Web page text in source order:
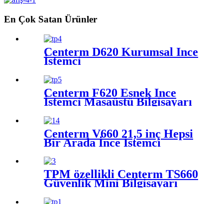
En Çok Satan Ürünler
Centerm D620 Kurumsal İnce
İstemci
Centerm F620 Esnek İnce
İstemci Masaüstü Bilgisayarı
Centerm V660 21,5 inç Hepsi
Bir Arada İnce İstemci
TPM özellikli Centerm TS660
Güvenlik Mini Bilgisayarı